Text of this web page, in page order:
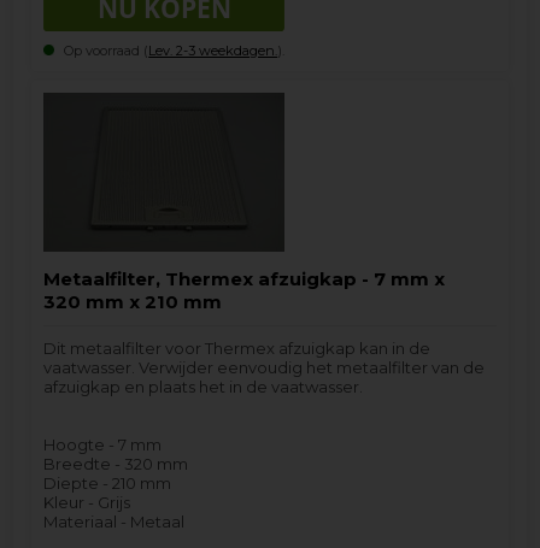
Op voorraad (Lev. 2-3 weekdagen. ).
Metaalfilter, Thermex afzuigkap - 7 mm x
320 mm x 210 mm
Dit metaalfilter voor Thermex afzuigkap kan in de
vaatwasser. Verwijder eenvoudig het metaalfilter van de
afzuigkap en plaats het in de vaatwasser.
Hoogte - 7 mm
Breedte - 320 mm
Diepte - 210 mm
Kleur - Grijs
Materiaal - Metaal